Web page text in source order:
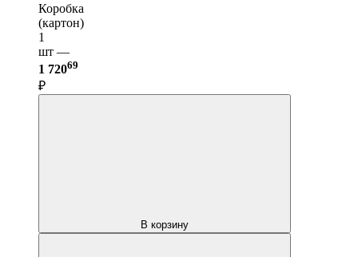
Коробка
(картон)
1
шт —
1 72069
₽
В корзину